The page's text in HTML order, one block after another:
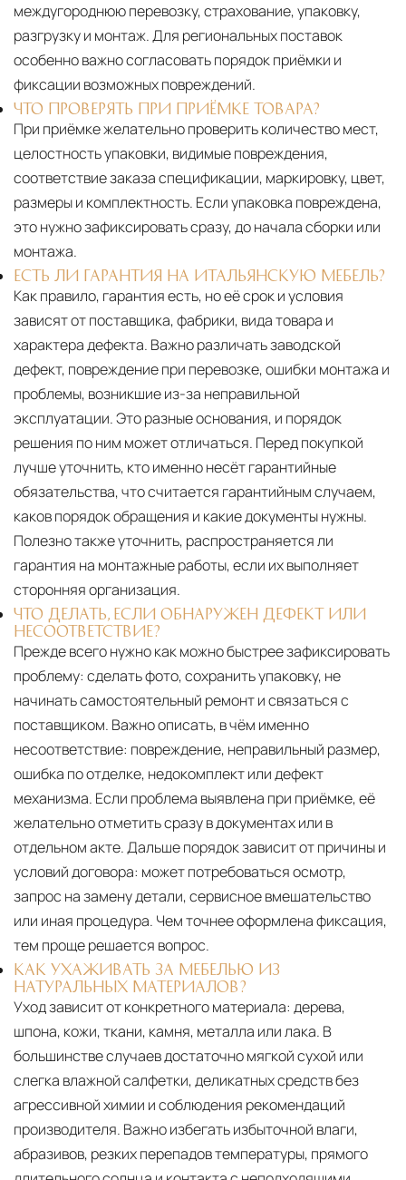
междугороднюю перевозку, страхование, упаковку,
разгрузку и монтаж. Для региональных поставок
особенно важно согласовать порядок приёмки и
фиксации возможных повреждений.
ЧТО ПРОВЕРЯТЬ ПРИ ПРИЁМКЕ ТОВАРА?
При приёмке желательно проверить количество мест,
целостность упаковки, видимые повреждения,
соответствие заказа спецификации, маркировку, цвет,
размеры и комплектность. Если упаковка повреждена,
это нужно зафиксировать сразу, до начала сборки или
монтажа.
ЕСТЬ ЛИ ГАРАНТИЯ НА ИТАЛЬЯНСКУЮ МЕБЕЛЬ?
Как правило, гарантия есть, но её срок и условия
зависят от поставщика, фабрики, вида товара и
характера дефекта. Важно различать заводской
дефект, повреждение при перевозке, ошибки монтажа и
проблемы, возникшие из-за неправильной
эксплуатации. Это разные основания, и порядок
решения по ним может отличаться. Перед покупкой
лучше уточнить, кто именно несёт гарантийные
обязательства, что считается гарантийным случаем,
каков порядок обращения и какие документы нужны.
Полезно также уточнить, распространяется ли
гарантия на монтажные работы, если их выполняет
сторонняя организация.
ЧТО ДЕЛАТЬ, ЕСЛИ ОБНАРУЖЕН ДЕФЕКТ ИЛИ
НЕСООТВЕТСТВИЕ?
Прежде всего нужно как можно быстрее зафиксировать
проблему: сделать фото, сохранить упаковку, не
начинать самостоятельный ремонт и связаться с
поставщиком. Важно описать, в чём именно
несоответствие: повреждение, неправильный размер,
ошибка по отделке, недокомплект или дефект
механизма. Если проблема выявлена при приёмке, её
желательно отметить сразу в документах или в
отдельном акте. Дальше порядок зависит от причины и
условий договора: может потребоваться осмотр,
запрос на замену детали, сервисное вмешательство
или иная процедура. Чем точнее оформлена фиксация,
тем проще решается вопрос.
КАК УХАЖИВАТЬ ЗА МЕБЕЛЬЮ ИЗ
НАТУРАЛЬНЫХ МАТЕРИАЛОВ?
Уход зависит от конкретного материала: дерева,
шпона, кожи, ткани, камня, металла или лака. В
большинстве случаев достаточно мягкой сухой или
слегка влажной салфетки, деликатных средств без
агрессивной химии и соблюдения рекомендаций
производителя. Важно избегать избыточной влаги,
абразивов, резких перепадов температуры, прямого